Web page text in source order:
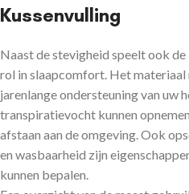
Kussenvulling
Naast de stevigheid speelt ook
rol in slaapcomfort. Het
jarenlange ondersteuning van uw
transpiratievocht kunnen
afstaan aan de omgeving. Ook
en wasbaarheid zijn
kunnen bepalen.